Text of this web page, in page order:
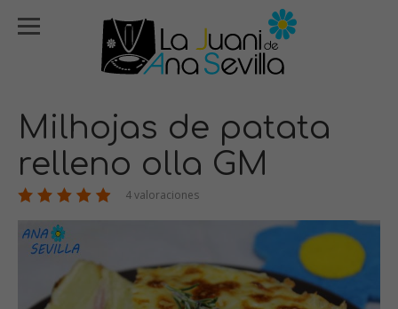
Milhojas de patata
relleno olla GM
4 valoraciones